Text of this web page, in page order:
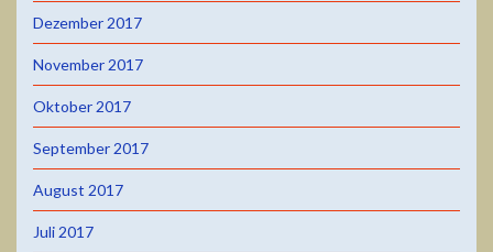
Dezember 2017
November 2017
Oktober 2017
September 2017
August 2017
Juli 2017